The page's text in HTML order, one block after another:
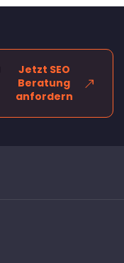
Jetzt SEO
Beratung
anfordern